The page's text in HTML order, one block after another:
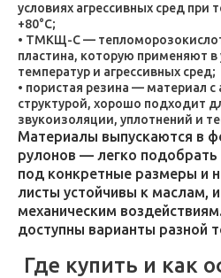
условиях агрессивных сред при
+80°C;
ТМКЩ-С —
пластина, которую применяют
температур и агрессивных сред;
пористая резина — материал
структурой, хорошо подходит
звукоизоляции, уплотнений и
Материалы выпускаются в
рулонов — легко
под конкретные размеры и
листы устойчивы к маслам,
механическим
доступны варианты разной
Где купить и как